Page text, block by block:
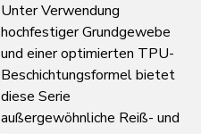
Unter Verwendung
hochfestiger Grundgewebe
und einer optimierten TPU-
Beschichtungsformel bietet
diese Serie
außergewöhnliche Reiß- und